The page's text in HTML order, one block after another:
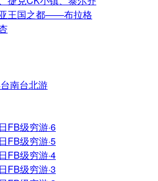
王国之都——布拉格
南台北游
FB级穷游·6
FB级穷游·5
FB级穷游·4
FB级穷游·3